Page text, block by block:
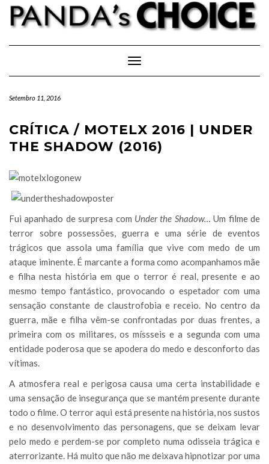
Skip
content
Toggle Navigation
Setembro 11, 2016
CRÍTICA / MOTELX 2016 | UNDER
THE SHADOW (2016)
Fui apanhado de surpresa com Under the Shadow…Um filme de
terror sobre possessões, guerra e uma série de eventos
trágicos que assola uma família que vive com medo de um
ataque iminente. É marcante a forma como acompanhamos mãe
e filha nesta história em que o terror é real, presente e ao
mesmo tempo fantástico, provocando o espetador com uma
sensação constante de claustrofobia e receio. No centro da
guerra, mãe e filha vêm-se confrontadas por duas frentes, a
primeira com os militares, os míssseis e a segunda com uma
entidade poderosa que se apodera do medo e desconforto das
vítimas.
A atmosfera real e perigosa causa uma certa instabilidade e
uma sensação de insegurança que se mantém presente durante
todo o filme. O terror aqui está presente na história, nos sustos
e no desenvolvimento das personagens, que se deixam levar
pelo medo e perdem-se por completo numa odisseia trágica e
aterrorizante. Há muito que não me deixava hipnotizar por uma